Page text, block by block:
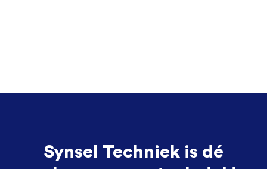
Synsel Techniek is dé